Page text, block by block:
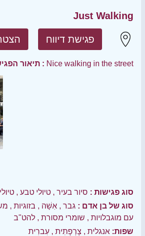
Just Walking
פגישת דיווח
תיאור הפגישה : Nice walking in the street
סוג פגישות : סיור בעיר , טיולי טבע ,
סוג של בן אדם : גבר , אִשָׁה , בזוגיות ,
עם מוגבלויות , שומרי מסורת , להט"ב
שפות: אנגלית , צָרְפָתִית , עִברִית